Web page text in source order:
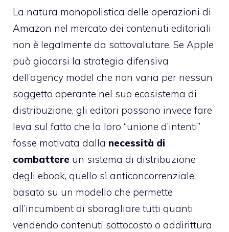
La natura monopolistica delle operazioni di
Amazon nel mercato dei contenuti editoriali
non è legalmente da sottovalutare. Se Apple
può giocarsi la strategia difensiva
dell’agency model che non varia per nessun
soggetto operante nel suo ecosistema di
distribuzione, gli editori possono invece fare
leva sul fatto che la loro “unione d’intenti”
fosse motivata dalla necessità di
combattere un sistema di distribuzione
degli ebook, quello sì anticoncorrenziale,
basato su un modello che permette
all’incumbent di sbaragliare tutti quanti
vendendo contenuti sottocosto o addirittura